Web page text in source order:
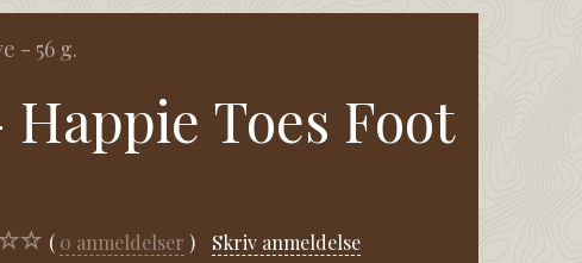
- 56 g.
Toes Foot
0 anmeldelser Skriv anmeldelse